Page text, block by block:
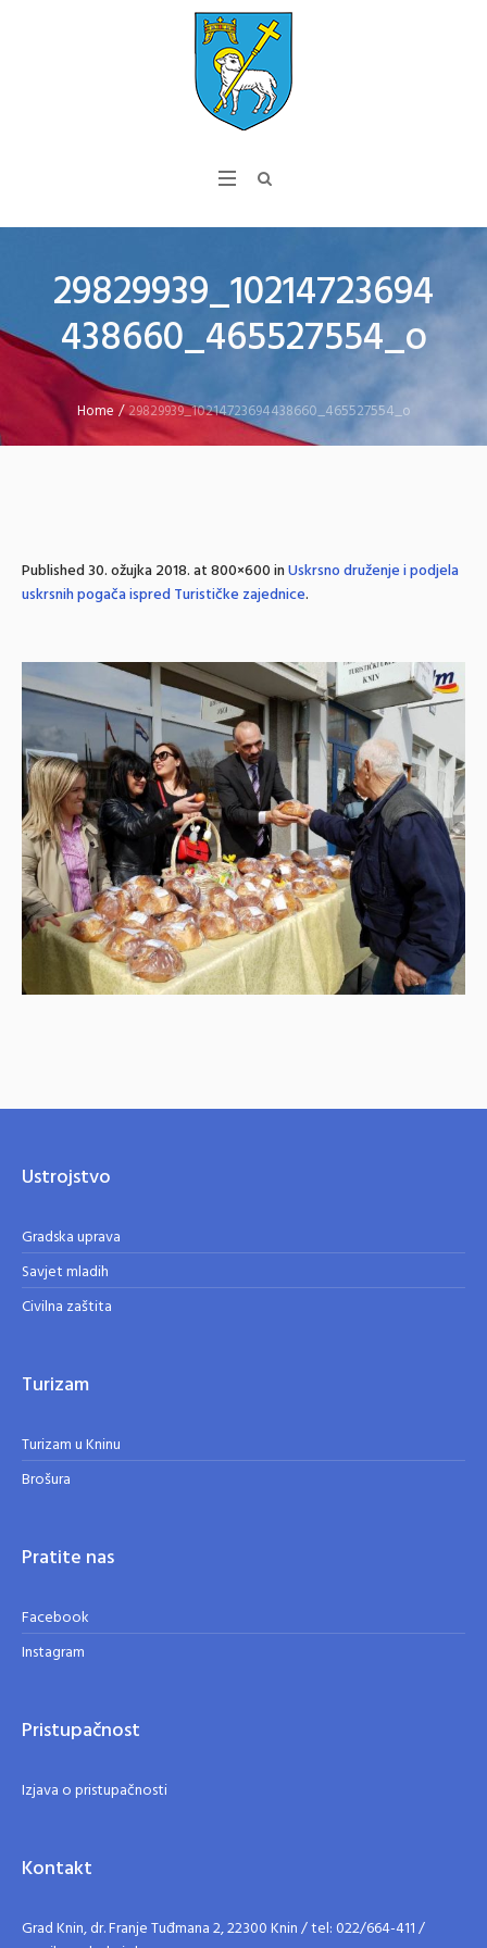
29829939_10214723694
438660_465527554_o
Home /29829939_10214723694438660_465527554_o
Published30. ožujka 2018.at 800×600 inUskrsno druženje i podjela
uskrsnih pogača ispred Turističke zajednice.
Ustrojstvo
Gradska uprava
Savjet mladih
Civilna zaštita
Turizam
Turizam u Kninu
Brošura
Pratite nas
Facebook
Instagram
Pristupačnost
Izjava o pristupačnosti
Kontakt
Grad Knin, dr. Franje Tuđmana 2, 22300 Knin / tel: 022/664-411 /